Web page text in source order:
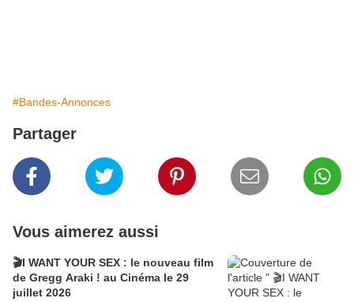
#Bandes-Annonces
Partager
Vous aimerez aussi
🎬I WANT YOUR SEX : le nouveau film
de Gregg Araki ! au Cinéma le 29
juillet 2026